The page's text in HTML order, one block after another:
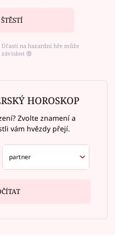
na hazardní hře může
⑱
HOROSKOP
Zvolte znamení a
vám hvězdy přejí.